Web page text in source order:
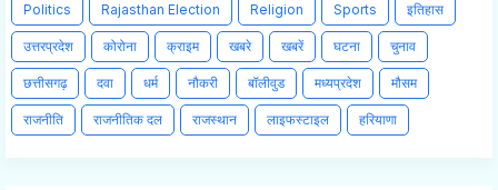
Politics Rajasthan Election Religion Sports इतिहास
उत्तरप्रदेश कोरोना क्राइम खबरे खबरें घटना चुनाव
छत्तीसगढ़ दवा धर्म नौकरी बॉलीवुड मध्यप्रदेश मौसम
राजनीति राजनीतिक दल राजस्थान लाइफस्टाइल हरियाणा